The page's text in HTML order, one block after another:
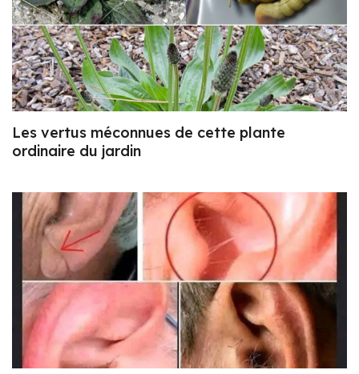
Les vertus méconnues de cette plante
ordinaire du jardin